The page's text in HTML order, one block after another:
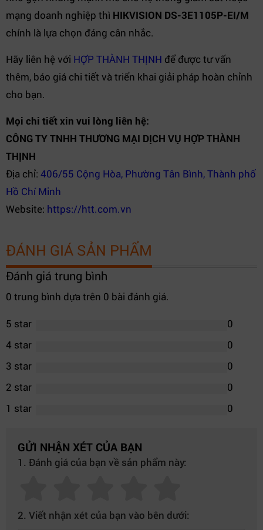
mạng doanh nghiệp thì HIKVISION DS-3E1105P-EI/M
chính là lựa chọn đáng cân nhắc.
Hãy liên hệ với HỢP THÀNH THỊNH để được tư vấn
thêm, báo giá chi tiết và triển khai giải pháp hoàn chỉnh
cho bạn.
Mọi chi tiết xin vui lòng liên hệ:
CÔNG TY TNHH THƯƠNG MẠI DỊCH VỤ HỢP THÀNH
THỊNH
Địa chỉ: 406/55 Cộng Hòa, Phường Tân Bình, Thành phố
Hồ Chí Minh
Website: https://htt.com.vn
ĐÁNH GIÁ SẢN PHẨM
Đánh giá trung bình
0 trung bình dựa trên 0 bài đánh giá.
5 star
0
4 star
0
3 star
0
2 star
0
1 star
0
GỬI NHẬN XÉT CỦA BẠN
1. Đánh giá của bạn về sản phẩm này:
2. Viết nhận xét của bạn vào bên dưới: